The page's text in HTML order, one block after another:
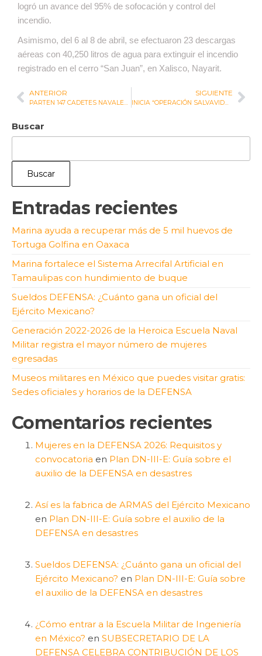
logró un avance del 95% de sofocación y control del
incendio.
Asimismo, del 6 al 8 de abril, se efectuaron 23 descargas
aéreas con 40,250 litros de agua para extinguir el incendio
registrado en el cerro “San Juan”, en Xalisco, Nayarit.
ANTERIOR SIGUIENTE
INICIA “OPERACIÓN SALVAVIDAS SEMANA SANTA 2025” EN LAS PRINCIPALES PLAYAS DEL PAÍS
Buscar
Buscar
Entradas recientes
Marina ayuda a recuperar más de 5 mil huevos de
Tortuga Golfina en Oaxaca
Marina fortalece el Sistema Arrecifal Artificial en
Tamaulipas con hundimiento de buque
Sueldos DEFENSA: ¿Cuánto gana un oficial del
Ejército Mexicano?
Generación 2022-2026 de la Heroica Escuela Naval
Militar registra el mayor número de mujeres
egresadas
Museos militares en México que puedes visitar gratis:
Sedes oficiales y horarios de la DEFENSA
Comentarios recientes
Mujeres en la DEFENSA 2026: Requisitos y
convocatoria en Plan DN-III-E: Guía sobre el
auxilio de la DEFENSA en desastres
Así es la fabrica de ARMAS del Ejército Mexicano
en Plan DN-III-E: Guía sobre el auxilio de la
DEFENSA en desastres
Sueldos DEFENSA: ¿Cuánto gana un oficial del
Ejército Mexicano? en Plan DN-III-E: Guía sobre
el auxilio de la DEFENSA en desastres
¿Cómo entrar a la Escuela Militar de Ingeniería
en México? en SUBSECRETARIO DE LA
DEFENSA CELEBRA CONTRIBUCIÓN DE LOS